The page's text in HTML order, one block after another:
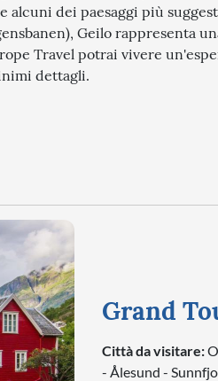
dei paesaggi più
Geilo rappresenta
Travel potrai vivere
dettagli.
Grand
Città da visitare:
- Ålesund -